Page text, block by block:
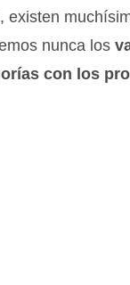
existen
nunca los
con los